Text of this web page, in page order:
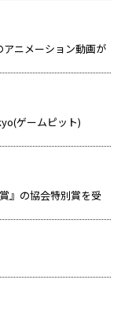
アニメーション動画が
ゲームピット)
』の協会特別賞を受